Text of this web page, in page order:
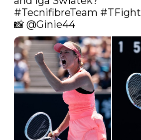
#TecnifibreTeam #TFight
📸 @Ginie44